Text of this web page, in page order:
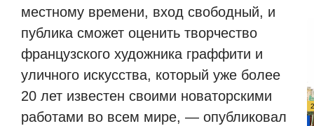
местному времени, вход свободный, и
публика сможет оценить творчество
французского художника граффити и
уличного искусства, который уже более
20 лет известен своими новаторскими
работами во всем мире, — опубликовал